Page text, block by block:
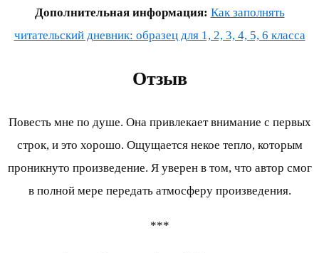
Дополнительная информация: Как заполнять
читательский дневник: образец для 1, 2, 3, 4, 5, 6 класса
Отзыв
Повесть мне по душе. Она привлекает внимание с первых
строк, и это хорошо. Ощущается некое тепло, которым
проникнуто произведение. Я уверен в том, что автор смог
в полной мере передать атмосферу произведения.
***